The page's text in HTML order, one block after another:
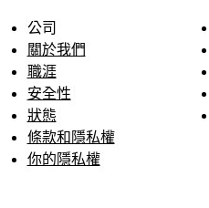
公司
關於我們
職涯
安全性
狀態
條款和隱私權
你的隱私權